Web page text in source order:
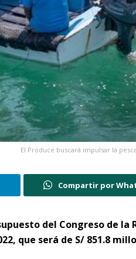
El Produce buscará impulsar la
Compartir por
del Congreso de la
que será de S/ 851.8